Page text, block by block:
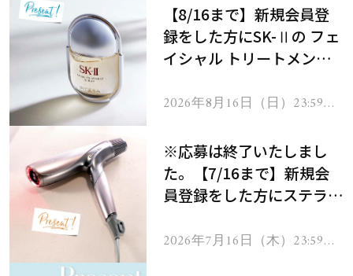
【8/16まで】新規会員登
録をした方にSK-Ⅱの フェ
イシャル トリートメント
2026年8月16日（日）23:59ま
※応募は終了いたしまし
た。【7/16まで】新規会
員登録をした方にステラボ
ヘアドライヤー ジュエル
2026年7月16日（木）23:59ま